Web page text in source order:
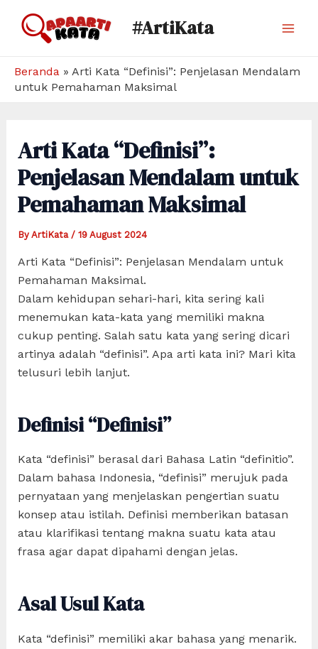
#ArtiKata
Beranda » Arti Kata “Definisi”: Penjelasan Mendalam
untuk Pemahaman Maksimal
Arti Kata “Definisi”:
Penjelasan Mendalam untuk
Pemahaman Maksimal
By ArtiKata / 19 August 2024
Arti Kata “Definisi”: Penjelasan Mendalam untuk
Pemahaman Maksimal.
Dalam kehidupan sehari-hari, kita sering kali
menemukan kata-kata yang memiliki makna
cukup penting. Salah satu kata yang sering dicari
artinya adalah “definisi”. Apa arti kata ini? Mari kita
telusuri lebih lanjut.
Definisi “Definisi”
Kata “definisi” berasal dari Bahasa Latin “definitio”.
Dalam bahasa Indonesia, “definisi” merujuk pada
pernyataan yang menjelaskan pengertian suatu
konsep atau istilah. Definisi memberikan batasan
atau klarifikasi tentang makna suatu kata atau
frasa agar dapat dipahami dengan jelas.
Asal Usul Kata
Kata “definisi” memiliki akar bahasa yang menarik.